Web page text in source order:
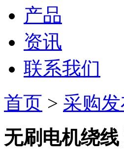
产品
资讯
联系我们
首页 > 采购
无刷电机绕线